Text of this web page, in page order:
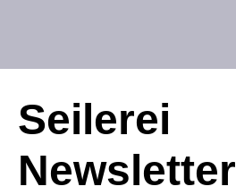
Seilerei
Newsletter